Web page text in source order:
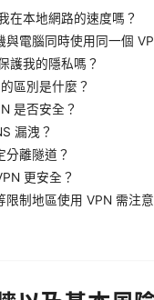
在本地網路的速度嗎？
與電腦同時使用同一個
護我的隱私嗎？
區別是什麼？
是否安全？
漏洩？
分離隧道？
更安全？
限制地區使用 VPN 需注意